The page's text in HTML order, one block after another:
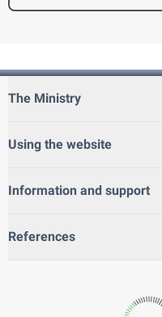
The Ministry
Using the website
Information and support
References